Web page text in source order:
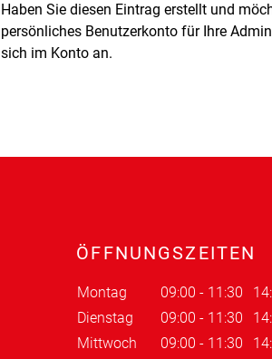
Haben Sie diesen Eintrag erstellt und
persönliches Benutzerkonto für Ihre
sich im Konto an.
ÖFFNUNGSZEITEN
Montag 09:00 - 11:30
Dienstag
09:00 - 11:30
Mittwoch
09:00 - 11:30